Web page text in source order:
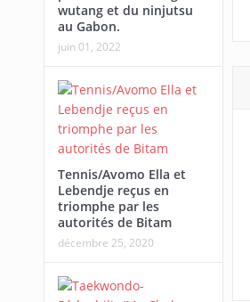
wutang et du ninjutsu
au Gabon.
juin 01, 2022
Tennis/Avomo Ella et
Lebendje reçus en
triomphe par les
autorités de Bitam
décembre 25, 2020
Cross Solidaire de
Lébamba/Lowa Solidarité plus
que jamais mobilisateur !